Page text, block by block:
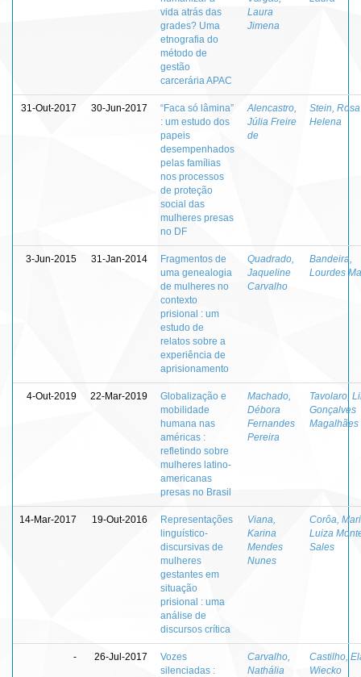
vida atrás das
grades? Uma
etnografia do
método de
gestão
carcerária APAC
Laura
Jimena
31-Out-2017 30-Jun-2017
“Faca só lâmina”
: um estudo dos
papeis
desempenhados
pelas famílias
nos processos
de proteção
social das
mulheres presas
no DF
Alencastro,
Júlia Freire
de
Stein, Rosa
Helena
3-Jun-2015 31-Jan-2014
Fragmentos de
uma genealogia
de mulheres no
contexto
prisional : um
estudo de
relatos sobre a
experiência de
aprisionamento
Quadrado,
Jaqueline
Carvalho
Bandeira,
Lourdes
4-Out-2019 22-Mar-2019
Globalização e
mobilidade
humana nas
américas :
refletindo sobre
mulheres latino-
americanas
presas no Brasil
Machado,
Débora
Fernandes
Pereira
Tavolaro,
Gonçalves
Magalhães
14-Mar-2017 19-Out-2016
Representações
linguístico-
discursivas de
mulheres
gestantes em
situação
prisional : uma
análise de
discursos crítica
Viana,
Karina
Mendes
Nunes
Corôa,
Luiza
Sales
- 26-Jul-2017
Vozes
silenciadas :
Carvalho,
Nathália
Castilho,
Wiecko